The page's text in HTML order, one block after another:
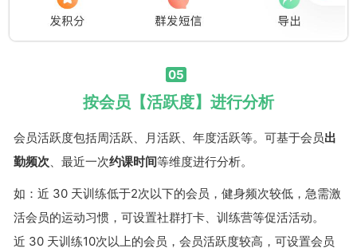
05
按会员【活跃度】进行分析
会员活跃度包括周活跃、月活跃、年度活跃等。可基于会员出
勤频次、最近一次约课时间等维度进行分析。
如：近 30 天训练低于2次以下的会员，健身频次较低，急需激
活会员的运动习惯，可设置社群打卡、训练营等促活活动。
近 30 天训练10次以上的会员，会员活跃度较高，可设置会员